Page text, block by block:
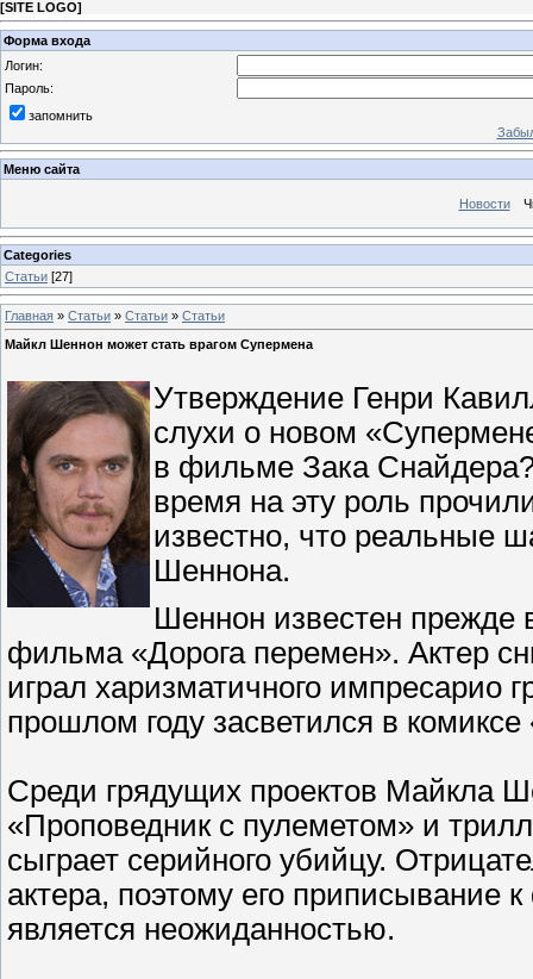
[SITE LOGO]
Форма входа
Логин:
Пароль:
запомнить
Меню сайта
Новости
Categories
Статьи [27]
Главная » Статьи » Статьи » Статьи
Майкл Шеннон может стать врагом Супермена
Утверждение Генри
слухи о новом
в фильме Зака
время на эту роль
известно, что реальные
Шеннона.
Шеннон известен прежде
фильма «Дорога перемен». Актер
играл харизматичного
прошлом году засветился в
Среди грядущих проектов Майкла
«Проповедник с пулеметом» и
сыграет серийного убийцу.
актера, поэтому его приписывание
является неожиданностью.